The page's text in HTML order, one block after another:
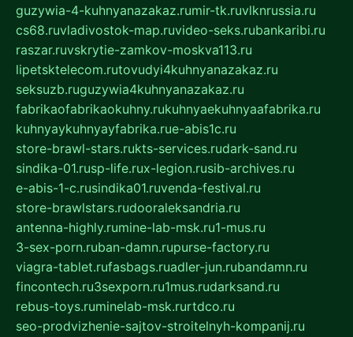
guzywia-4-kuhnyanazakaz.rumir-tk.ruvlknrussia.ru
cs68.ruvladivostok-map.ruvideo-seks.rubankaribi.ru
raszar.ruvskrytie-zamkov-moskva113.ru
lipetsktelecom.rutovudyi4kuhnyanazakaz.ru
seksuzb.ruguzywia4kuhnyanazakaz.ru
fabrikaofabrikaokuhny.rukuhnyaekuhnyaafabrika.ru
kuhnyaykuhnyayfabrika.rue-abis1c.ru
store-brawl-stars.rukts-services.rudark-sand.ru
sindika-01.rusp-life.rux-legion.rusib-archives.ru
e-abis-1-c.rusindika01.ruvenda-festival.ru
store-brawlstars.rudooraleksandria.ru
antenna-highly.rumine-lab-msk.ru1-mus.ru
3-sex-porn.ruban-damn.rupurse-factory.ru
viagra-tablet.rufasbags.ruadler-jun.rubandamn.ru
fincontech.ru3sexporn.ru1mus.rudarksand.ru
rebus-toys.ruminelab-msk.rurtdco.ru
seo-prodvizhenie-sajtov-stroitelnyh-kompanij.ru